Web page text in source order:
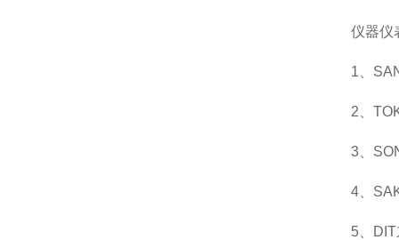
仪器仪
1、
2、
3、
4、
5、